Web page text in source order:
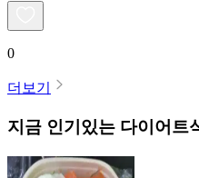
0
더보기
지금 인기있는 다이어트